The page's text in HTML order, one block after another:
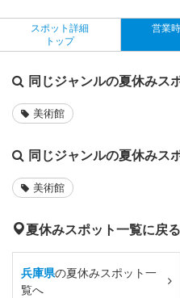
スポット詳細
トップ
営業
同じジャンルの夏休みス
美術館
同じジャンルの夏休みス
美術館
夏休みスポット一覧に戻る
兵庫県の夏休みスポット一
覧へ